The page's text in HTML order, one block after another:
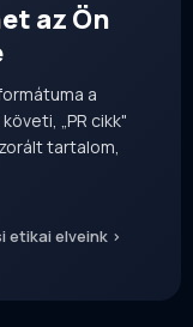
az Ön
a
„PR cikk"
tartalom,
etikai elveink ›